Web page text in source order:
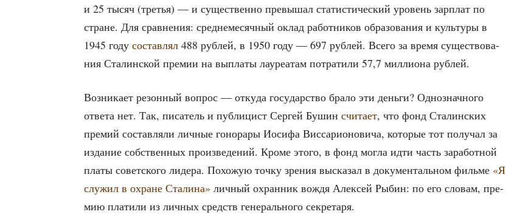
и 25 тысяч (тре­тья) — и суще­ствен­но пре­вы­шал ста­ти­сти­че­ский уро­вень зар­плат по
стране. Для срав­не­ния: сред­не­ме­сяч­ный оклад работ­ни­ков обра­зо­ва­ния и куль­ту­ры в
1945 году состав­лял 488 руб­лей, в 1950 году — 697 руб­лей. Все­го за вре­мя суще­ство­ва­
ния Ста­лин­ской пре­мии на выпла­ты лау­ре­а­там потра­ти­ли 57,7 мил­ли­о­на рублей.
Воз­ни­ка­ет резон­ный вопрос — отку­да госу­дар­ство бра­ло эти день­ги? Одно­знач­но­го
отве­та нет. Так, писа­тель и пуб­ли­цист Сер­гей Бушин счи­та­ет, что фонд Ста­лин­ских
пре­мий состав­ля­ли лич­ные гоно­ра­ры Иоси­фа Вис­са­ри­о­но­ви­ча, кото­рые тот полу­чал за
изда­ние соб­ствен­ных про­из­ве­де­ний. Кро­ме это­го, в фонд мог­ла идти часть зара­бот­ной
пла­ты совет­ско­го лиде­ра. Похо­жую точ­ку зре­ния выска­зал в доку­мен­таль­ном филь­ме «Я
слу­жил в охране Ста­ли­на» лич­ный охран­ник вождя Алек­сей Рыбин: по его сло­вам, пре­
мию пла­ти­ли из лич­ных средств гене­раль­но­го секретаря.